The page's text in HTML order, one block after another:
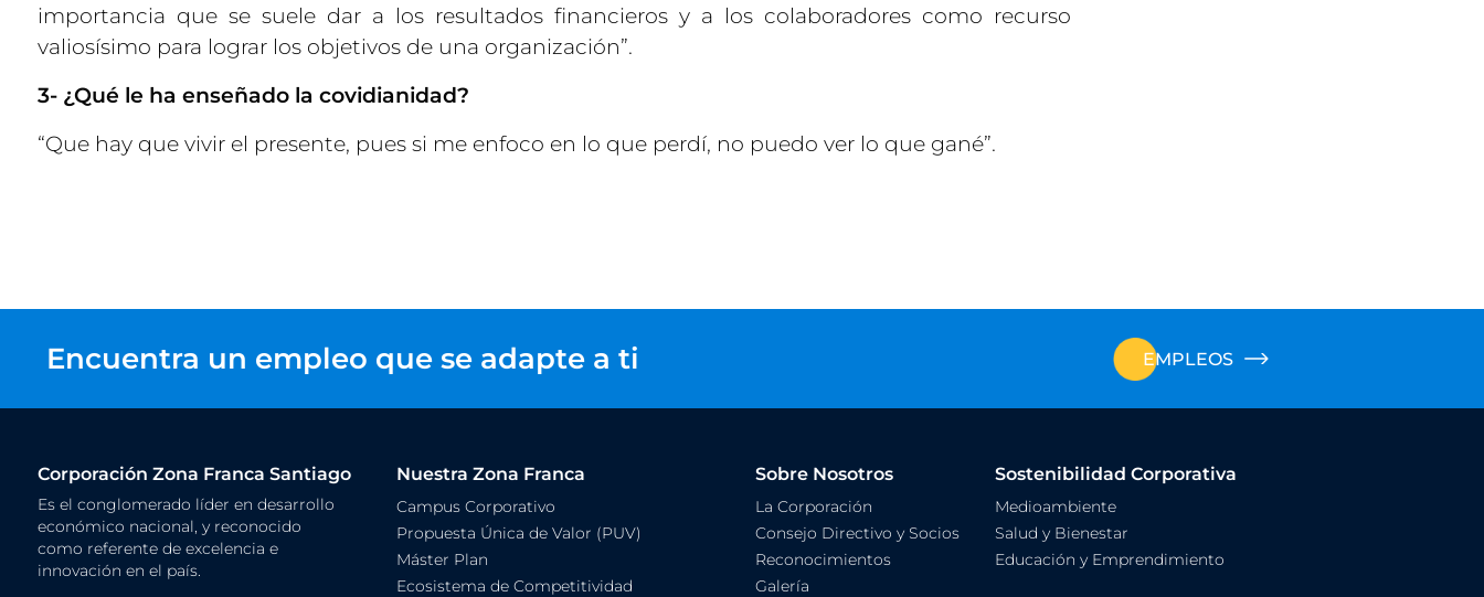
importancia que se suele dar a los resultados financieros y a los colaboradores como recurso
valiosísimo para lograr los objetivos de una organización”.
3- ¿Qué le ha enseñado la covidianidad?
“Que hay que vivir el presente, pues si me enfoco en lo que perdí, no puedo ver lo que gané”.
Encuentra un empleo que se adapte a ti EMPLEOS
Corporación Zona Franca Santiago
Es el conglomerado líder en desarrollo
económico nacional, y reconocido
como referente de excelencia e
innovación en el país.
Nuestra Zona Franca
Campus Corporativo
Propuesta Única de Valor (PUV)
Máster Plan
Ecosistema de Competitividad
Sobre Nosotros
La Corporación
Consejo Directivo y Socios
Reconocimientos
Galería
Sostenibilidad Corporativa
Medioambiente
Salud y Bienestar
Educación y Emprendimiento